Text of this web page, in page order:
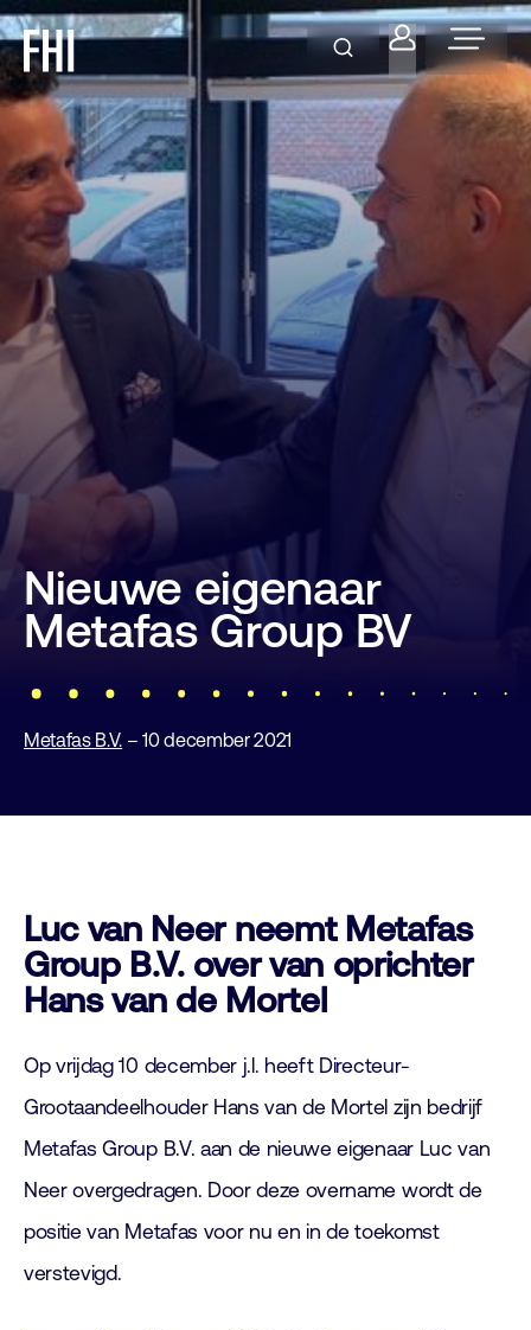
Nieuwe eigenaar
Metafas Group BV
Metafas B.V. – 10 december 2021
Luc van Neer neemt Metafas
Group B.V. over van oprichter
Hans van de Mortel
Op vrijdag 10 december j.l. heeft Directeur-
Grootaandeelhouder Hans van de Mortel zijn bedrijf
Metafas Group B.V. aan de nieuwe eigenaar Luc van
Neer overgedragen. Door deze overname wordt de
positie van Metafas voor nu en in de toekomst
verstevigd.